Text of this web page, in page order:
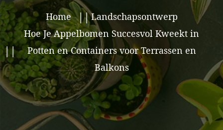
Home
Landschapsontwerp
Hoe Je Appelbomen Succesvol Kweekt in
Potten en Containers voor Terrassen en
Balkons